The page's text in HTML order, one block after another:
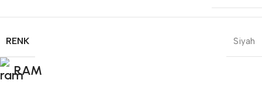
RENK Siyah
RAM